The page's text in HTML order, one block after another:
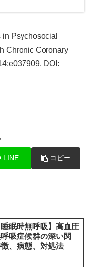
in Psychosocial
Chronic Coronary
DOI:
LINE コピー
睡眠時無呼吸】高血圧
吸症候群の深い関
、病態、対処法